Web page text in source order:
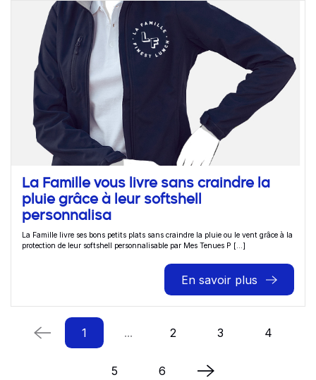
La Famille vous livre sans craindre la
pluie grâce à leur softshell
personnalisa
La Famille livre ses bons petits plats sans craindre la pluie ou le vent grâce à la
protection de leur softshell personnalisable par Mes Tenues P [...]
En savoir plus
1 ... 2 3 4
5 6